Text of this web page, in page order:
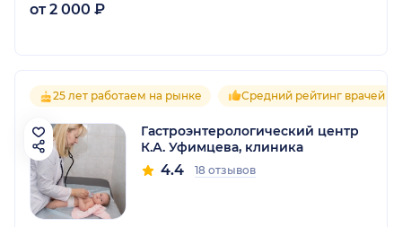
от 2 000 ₽
25 лет работаем на рынке Средний рейтинг врачей
Гастроэнтерологический центр
К.А. Уфимцева, клиника
4.4 18 отзывов